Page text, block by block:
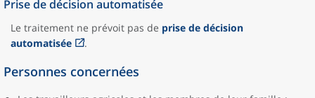
Prise de décision automatisée
Le traitement ne prévoit pas de prise de décision
automatisée
.
Personnes concernées